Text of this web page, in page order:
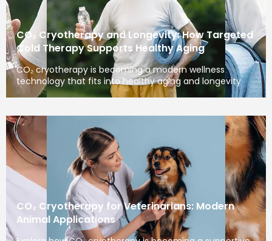
CO₂ Cryotherapy and Longevity: How Targeted
Cold Therapy Supports Healthy Aging
CO₂ cryotherapy is becoming a modern wellness
technology that fits into healthy aging and longevity
CO₂ Cryotherapy for Veterinarians: Modern
Animal Applications